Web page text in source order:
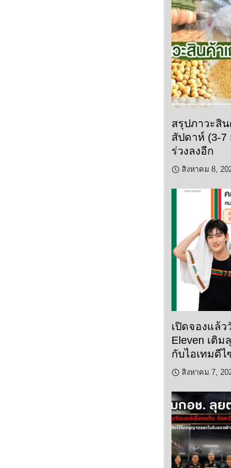
สรุปภาวะสิ
สัปดาห์ (3-7
ร่วงลงอีก
สิงหาคม 8,
เปิดจองแล้ว
Eleven เติ
กับไอเทมดี
สิงหาคม 7,